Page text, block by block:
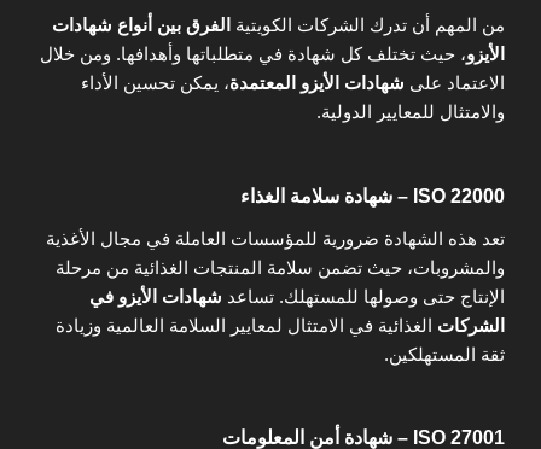
من المهم أن تدرك الشركات الكويتية الفرق بين أنواع شهادات
الأيزو، حيث تختلف كل شهادة في متطلباتها وأهدافها. ومن خلال
الاعتماد على شهادات الأيزو المعتمدة، يمكن تحسين الأداء
والامتثال للمعايير الدولية.
ISO 22000 – شهادة سلامة الغذاء
تعد هذه الشهادة ضرورية للمؤسسات العاملة في مجال الأغذية
والمشروبات، حيث تضمن سلامة المنتجات الغذائية من مرحلة
الإنتاج حتى وصولها للمستهلك. تساعد شهادات الأيزو في
الشركات الغذائية في الامتثال لمعايير السلامة العالمية وزيادة
ثقة المستهلكين.
ISO 27001 – شهادة أمن المعلومات